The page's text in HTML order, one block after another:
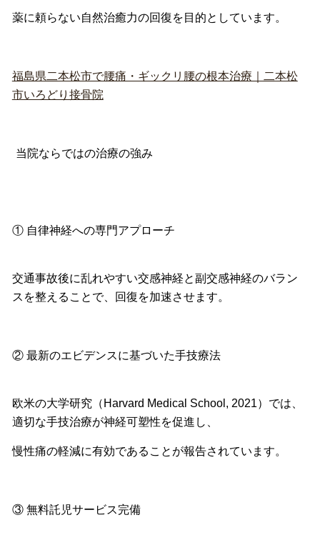
薬に頼らない自然治癒力の回復を目的としています。
福島県二本松市で腰痛・ギックリ腰の根本治療｜二本松
市いろどり接骨院
当院ならではの治療の強み
① 自律神経への専門アプローチ
交通事故後に乱れやすい交感神経と副交感神経のバラン
スを整える ことで、回復を加速させます。
② 最新のエビデンスに基づいた手技療法
欧米の大学研究（Harvard Medical School, 2021）では、
適切な手技治療が神経可塑性を促進し、
慢性痛の軽減に有効であることが報告されています。
③ 無料託児サービス完備